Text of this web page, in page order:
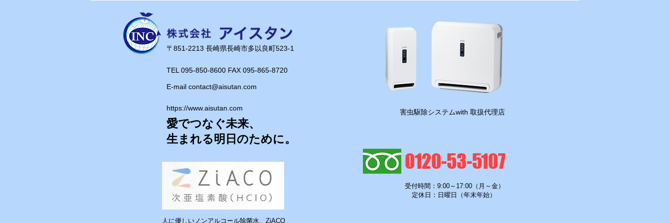
​〒851-2213 長崎県長崎市多以良町523-1
TEL 095-850-8600 FAX 095-865-8720​
E-mail contact@aisutan.com
https://www.aisutan.com
愛でつなぐ未来、
​生まれる明日のために。
​害虫駆除システムwith 取扱代理店
0120-53-5107
受付時間：9:00～17:00（月～金）
定休日：日曜日（年末年始）
人に優しいノンアルコール除菌水、ZiACO